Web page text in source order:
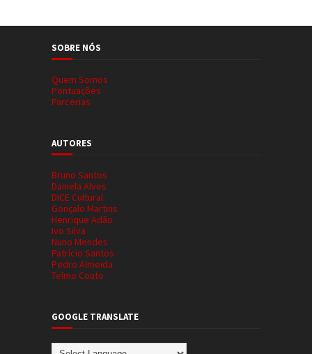
SOBRE NÓS
Quem Somos
Pontuações
Parcerias
AUTORES
Bruno Santos
Daniela Alves
DICE Cultural
Gonçalo Martins
Henrique Adão
Ivo Silva
Nuno Mendes
Patrício Santos
Pedro Almeida
Telmo Couto
GOOGLE TRANSLATE